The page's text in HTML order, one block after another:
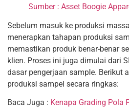
Sumber : Asset Boogie
Sebelum masuk ke produksi
menerapkan tahapan produksi
memastikan produk benar-benar
klien. Proses ini juga dimulai dari
dasar pengerjaan sample. Berikut
produksi sampel secara ringkas:
Baca Juga : Kenapa Grading Pola